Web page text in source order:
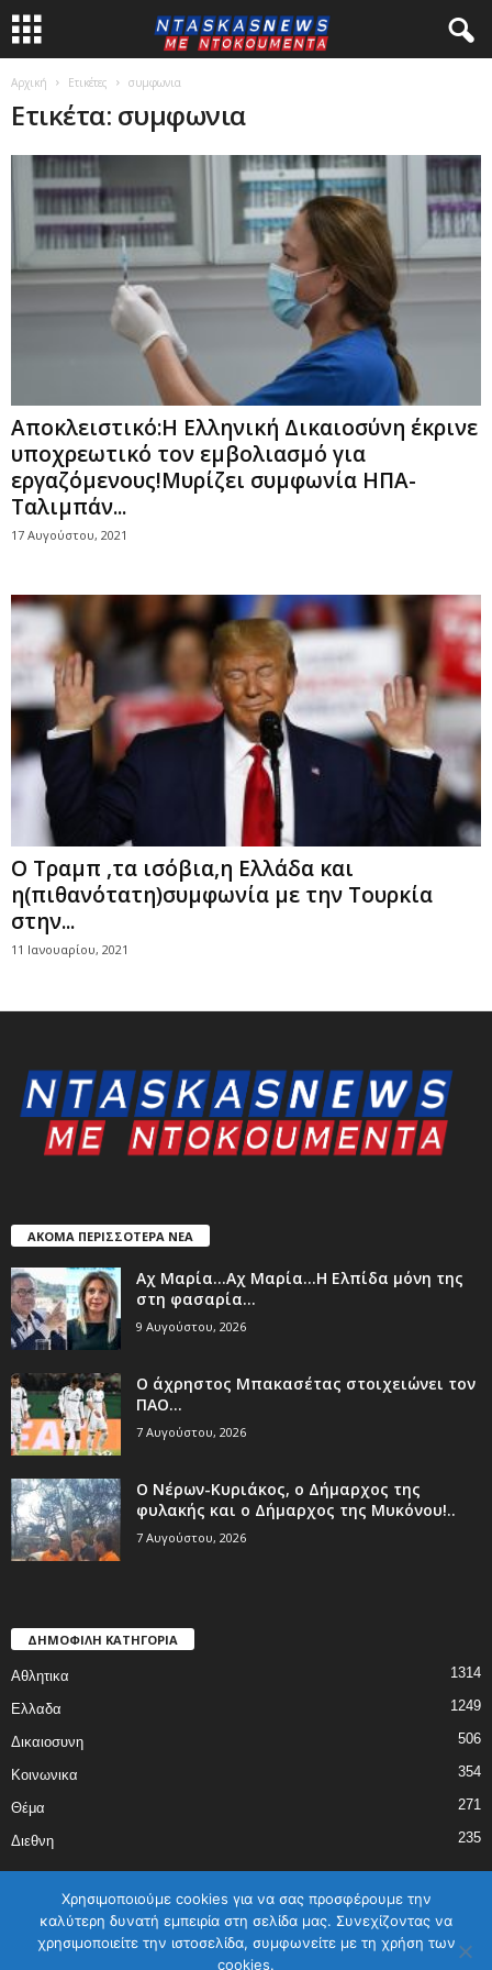
Αρχική Ετικέτες συμφωνια
Ετικέτα: συμφωνια
Αποκλειστικό:Η Ελληνική Δικαιοσύνη έκρινε
υποχρεωτικό τον εμβολιασμό για
εργαζόμενους!Μυρίζει συμφωνία ΗΠΑ-
Ταλιμπάν...
17 Αυγούστου, 2021
Ο Τραμπ ,τα ισόβια,η Ελλάδα και
η(πιθανότατη)συμφωνία με την Τουρκία
στην...
11 Ιανουαρίου, 2021
ΑΚΟΜΑ ΠΕΡΙΣΣΟΤΕΡΑ ΝΕΑ
Aχ Μαρία…Αχ Μαρία…Η Ελπίδα μόνη της
στη φασαρία…
9 Αυγούστου, 2026
Ο άχρηστος Μπακασέτας στοιχειώνει τον
ΠΑΟ…
7 Αυγούστου, 2026
Ο Νέρων-Κυριάκος, o Δήμαρχος της
φυλακής και ο Δήμαρχος της Μυκόνου!..
7 Αυγούστου, 2026
ΔΗΜΟΦΙΛΗ ΚΑΤΗΓΟΡΙΑ
Αθλητικα 1314
Ελλαδα 1249
Δικαιοσυνη 506
Κοινωνικα 354
Θέμα 271
Διεθνη 235
ΑΡΧΙΚΗ ΕΛΛΑΔΑ ΔΙΕΘΝΗ ΔΙΚΑΙΟΣΥΝΗ
ΑΘΛΗΤΙΚΑ
Χρησιμοποιούμε cookies για να σας προσφέρουμε την
καλύτερη δυνατή εμπειρία στη σελίδα μας. Συνεχίζοντας να
χρησιμοποιείτε την ιστοσελίδα, συμφωνείτε με τη χρήση των
cookies.